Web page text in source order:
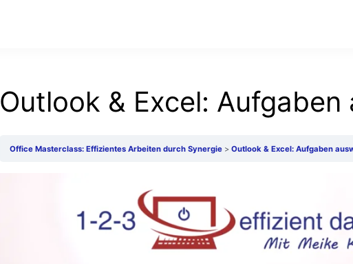
Outlook & Excel:
Office Masterclass: Effizientes Arbeiten durch Synergie Outlook & Excel: Aufgaben